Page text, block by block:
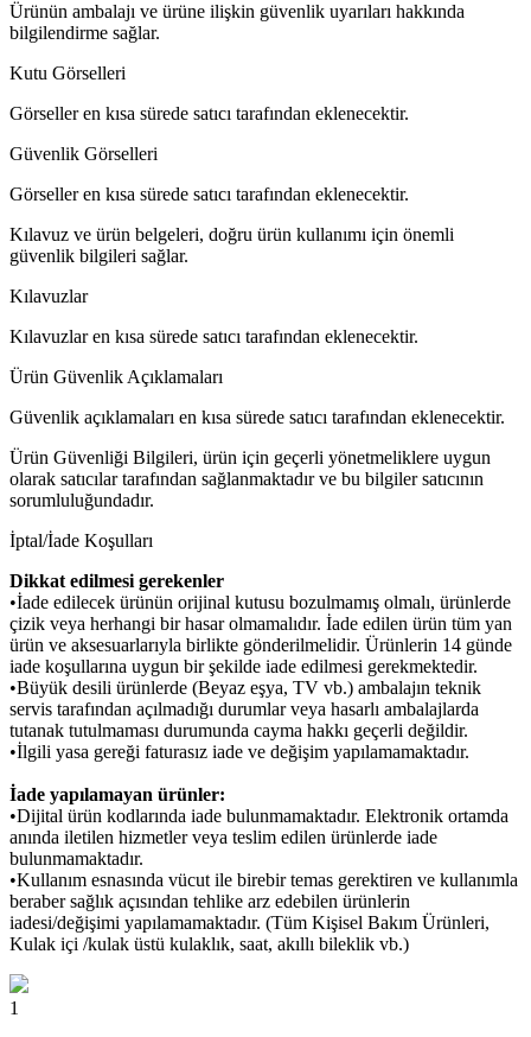
Ürünün ambalajı ve ürüne ilişkin güvenlik uyarıları hakkında
bilgilendirme sağlar.
Kutu Görselleri
Görseller en kısa sürede satıcı tarafından eklenecektir.
Güvenlik Görselleri
Görseller en kısa sürede satıcı tarafından eklenecektir.
Kılavuz ve ürün belgeleri, doğru ürün kullanımı için önemli
güvenlik bilgileri sağlar.
Kılavuzlar
Kılavuzlar en kısa sürede satıcı tarafından eklenecektir.
Ürün Güvenlik Açıklamaları
Güvenlik açıklamaları en kısa sürede satıcı tarafından eklenecektir.
Ürün Güvenliği Bilgileri, ürün için geçerli yönetmeliklere uygun
olarak satıcılar tarafından sağlanmaktadır ve bu bilgiler satıcının
sorumluluğundadır.
İptal/İade Koşulları
Dikkat edilmesi gerekenler
•İade edilecek ürünün orijinal kutusu bozulmamış olmalı, ürünlerde
çizik veya herhangi bir hasar olmamalıdır. İade edilen ürün tüm yan
ürün ve aksesuarlarıyla birlikte gönderilmelidir. Ürünlerin 14 günde
iade koşullarına uygun bir şekilde iade edilmesi gerekmektedir.
•Büyük desili ürünlerde (Beyaz eşya, TV vb.) ambalajın teknik
servis tarafından açılmadığı durumlar veya hasarlı ambalajlarda
tutanak tutulmaması durumunda cayma hakkı geçerli değildir.
•İlgili yasa gereği faturasız iade ve değişim yapılamamaktadır.
İade yapılamayan ürünler:
•Dijital ürün kodlarında iade bulunmamaktadır. Elektronik ortamda
anında iletilen hizmetler veya teslim edilen ürünlerde iade
bulunmamaktadır.
•Kullanım esnasında vücut ile birebir temas gerektiren ve kullanımla
beraber sağlık açısından tehlike arz edebilen ürünlerin
iadesi/değişimi yapılamamaktadır. (Tüm Kişisel Bakım Ürünleri,
Kulak içi /kulak üstü kulaklık, saat, akıllı bileklik vb.)
1